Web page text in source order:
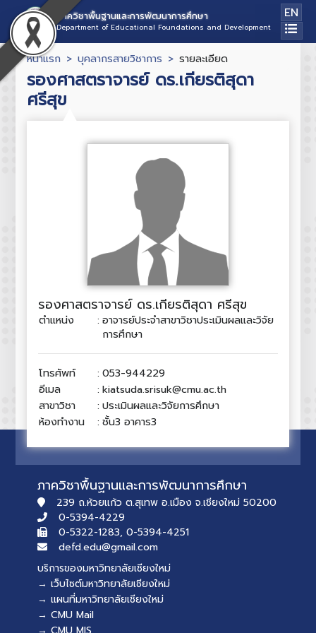
ภาควิชาพื้นฐานและการพัฒนาการศึกษา
Department of Educational Foundations and Development
EN
หน้าแรก บุคลากรสายวิชาการ รายละเอียด
รองศาสตราจารย์ ดร.เกียรติสุดา
ศรีสุข
รองศาสตราจารย์ ดร.เกียรติสุดา ศรีสุข
ตำแหน่ง : อาจารย์ประจำสาขาวิชาประเมินผลและวิจัย
การศึกษา
โทรศัพท์ : 053-944229
อีเมล
: kiatsuda.srisuk@cmu.ac.th
สาขาวิชา
: ประเมินผลและวิจัยการศึกษา
ห้องทำงาน
: ชั้น3 อาคาร3
ภาควิชาพื้นฐานและการพัฒนาการศึกษา
239 ถ.ห้วยแก้ว ต.สุเทพ อ.เมือง จ.เชียงใหม่ 50200
0-5394-4229
0-5322-1283, 0-5394-4251
defd.edu@gmail.com
บริการของมหาวิทยาลัยเชียงใหม่
→ เว็บไซต์มหาวิทยาลัยเชียงใหม่
→ แผนที่มหาวิทยาลัยเชียงใหม่
→ CMU Mail